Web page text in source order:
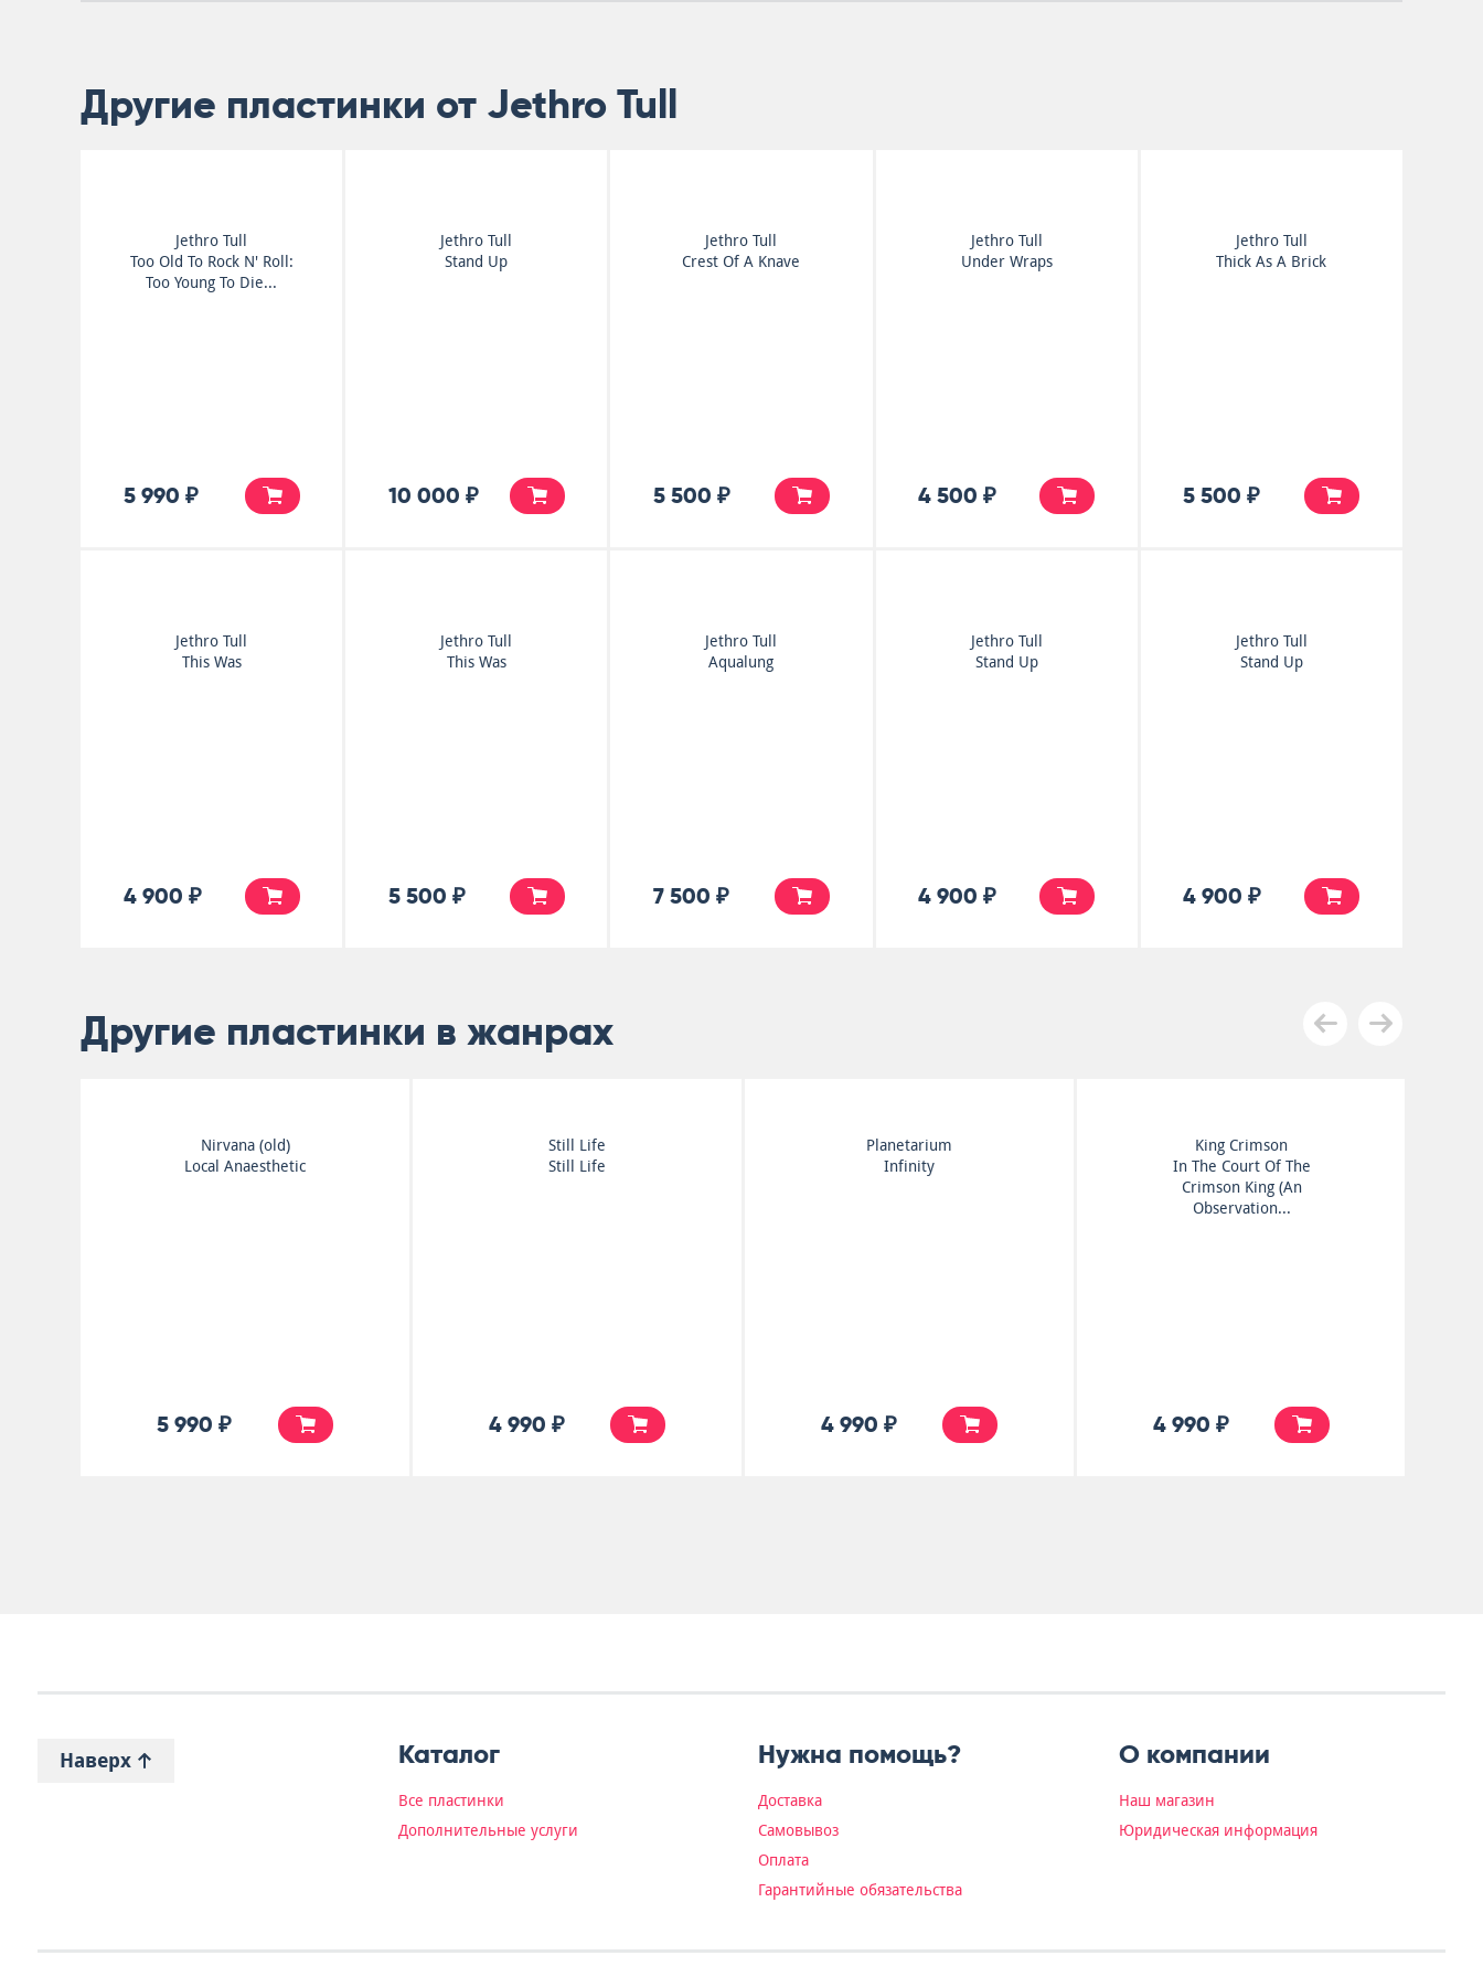
Другие пластинки от Jethro Tull
Jethro Tull
Too Old To Rock N' Roll:
Too Young To Die...
5 990 ₽
Jethro Tull
Stand Up
10 000 ₽
Jethro Tull
Crest Of A Knave
5 500 ₽
Jethro Tull
Under Wraps
4 500 ₽
Jethro Tull
Thick As A Brick
5 500 ₽
Jethro Tull
This Was
4 900 ₽
Jethro Tull
This Was
5 500 ₽
Jethro Tull
Aqualung
7 500 ₽
Jethro Tull
Stand Up
4 900 ₽
Jethro Tull
Stand Up
4 900 ₽
Другие пластинки в жанрах
Nirvana (old)
Local Anaesthetic
5 990 ₽
Still Life
Still Life
4 990 ₽
Planetarium
Infinity
4 990 ₽
King Crimson
In The Court Of The
Crimson King (An
Observation...
4 990 ₽
Наверх Каталог
Все пластинки
Дополнительные услуги
Нужна помощь?
Доставка
Самовывоз
Оплата
Гарантийные обязательства
О компании
Наш магазин
Юридическая информация